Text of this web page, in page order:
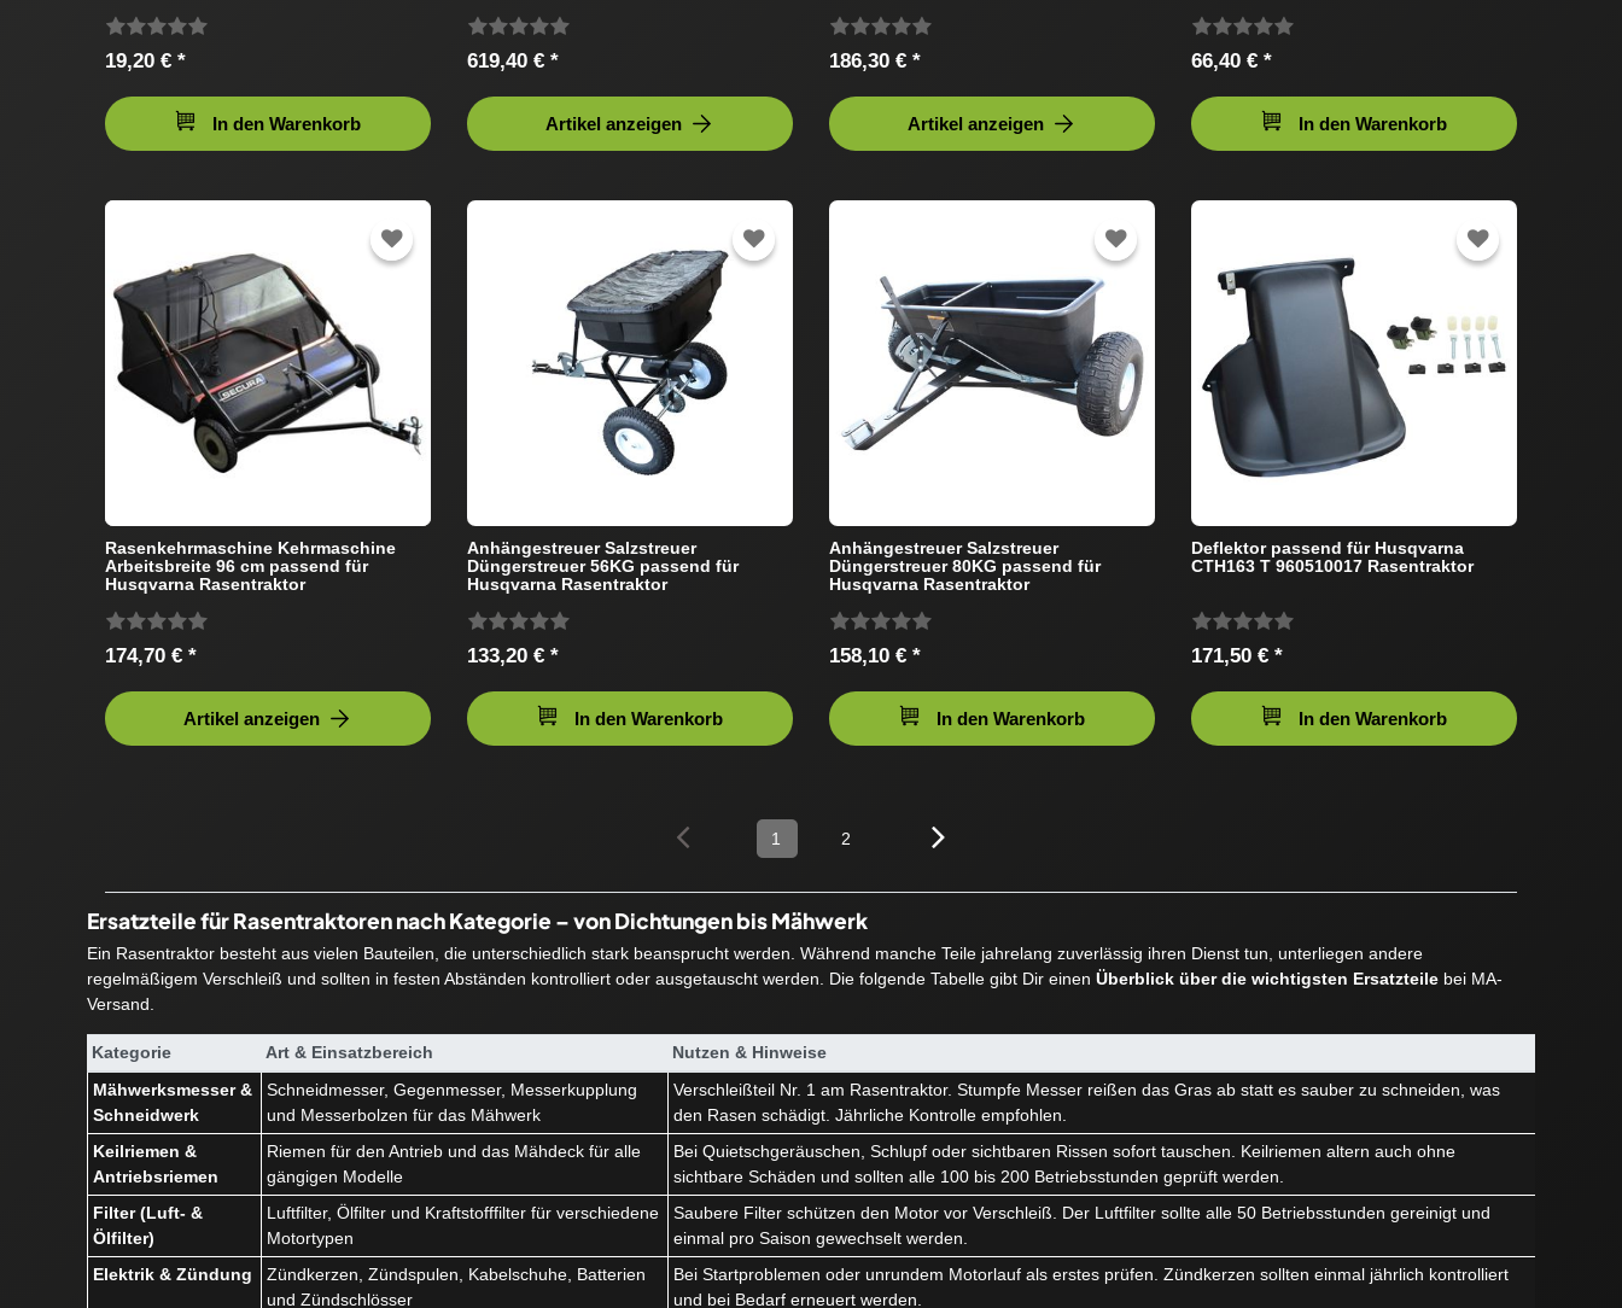
19,20 € *
In den Warenkorb
619,40 € *
Artikel anzeigen
186,30 € *
Artikel anzeigen
66,40 € *
In den Warenkorb
Rasenkehrmaschine Kehrmaschine
Arbeitsbreite 96 cm passend für
Husqvarna Rasentraktor
174,70 € *
Artikel anzeigen
Anhängestreuer Salzstreuer
Düngerstreuer 56KG passend für
Husqvarna Rasentraktor
133,20 € *
In den Warenkorb
Anhängestreuer Salzstreuer
Düngerstreuer 80KG passend für
Husqvarna Rasentraktor
158,10 € *
In den Warenkorb
Deflektor passend für Husqvarna
CTH163 T 960510017 Rasentraktor
171,50 € *
In den Warenkorb
1 2
Ersatzteile für Rasentraktoren nach Kategorie – von Dichtungen bis Mähwerk
Ein Rasentraktor besteht aus vielen Bauteilen, die unterschiedlich stark beansprucht werden. Während manche Teile jahrelang zuverlässig ihren Dienst tun, unterliegen andere
regelmäßigem Verschleiß und sollten in festen Abständen kontrolliert oder ausgetauscht werden. Die folgende Tabelle gibt Dir einen Überblick über die wichtigsten Ersatzteile bei MA-
Versand.
Kategorie Art & Einsatzbereich
Nutzen & Hinweise
Mähwerksmesser &
Schneidwerk
Schneidmesser, Gegenmesser, Messerkupplung
und Messerbolzen für das Mähwerk
Verschleißteil Nr. 1 am Rasentraktor. Stumpfe Messer reißen das Gras ab statt es sauber zu schneiden, was
den Rasen schädigt. Jährliche Kontrolle empfohlen.
Keilriemen &
Antriebsriemen
Riemen für den Antrieb und das Mähdeck für alle
gängigen Modelle
Bei Quietschgeräuschen, Schlupf oder sichtbaren Rissen sofort tauschen. Keilriemen altern auch ohne
sichtbare Schäden und sollten alle 100 bis 200 Betriebsstunden geprüft werden.
Filter (Luft- &
Ölfilter)
Luftfilter, Ölfilter und Kraftstofffilter für verschiedene
Motortypen
Saubere Filter schützen den Motor vor Verschleiß. Der Luftfilter sollte alle 50 Betriebsstunden gereinigt und
einmal pro Saison gewechselt werden.
Elektrik & Zündung
Zündkerzen, Zündspulen, Kabelschuhe, Batterien
und Zündschlösser
Bei Startproblemen oder unrundem Motorlauf als erstes prüfen. Zündkerzen sollten einmal jährlich kontrolliert
und bei Bedarf erneuert werden.